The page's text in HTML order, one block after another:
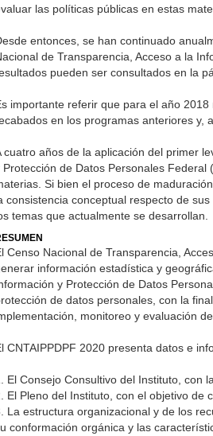
las políticas públicas en estas
entonces, se han continuado
de Transparencia, Acceso a la
pueden ser consultados en la
importante referir que para el año
en los programas anteriores y,
cuatro años de la aplicación del primer
Protección de Datos Personales
Si bien el proceso de
consistencia conceptual respecto de
temas que actualmente se desarrollan.
Censo Nacional de Transparencia,
información estadística y
y Protección de Datos
de datos personales, con la
monitoreo y evaluación
CNTAIPPDPF 2020 presenta datos e
El Consejo Consultivo del Instituto, con
El Pleno del Instituto, con el objetivo de
La estructura organizacional y de los
conformación orgánica y las